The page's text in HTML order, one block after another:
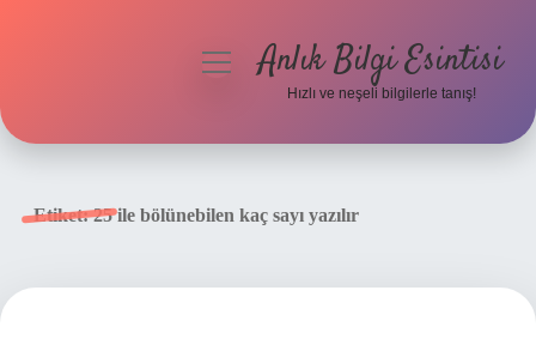
menüyüAnlık Bilgi Esintisi
Hızlı ve neşeli bilgilerle tanış!
Etiket:25 ile bölünebilen kaç sayı yazılır